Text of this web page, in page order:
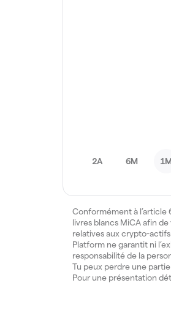
2A 6M
Conformément à l’article
livres blancs MiCA afin
relatives aux crypto-
Platform ne garantit ni
responsabilité de la
Tu peux perdre une
Pour une présentation